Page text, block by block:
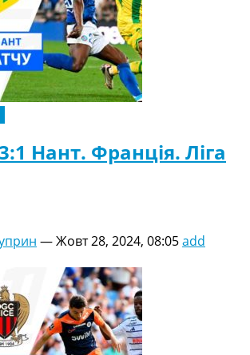
Нант. Франція. Ліга
—Жовт 28, 2024, 08:05add